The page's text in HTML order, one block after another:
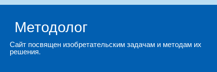
Методолог
Сайт посвящен изобретательским задачам и методам их
решения.